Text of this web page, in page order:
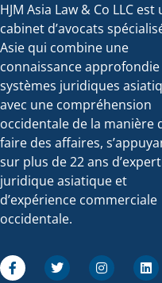
HJM Asia Law & Co LLC est
cabinet d’avocats
Asie qui combine une
connaissance approfondie
systèmes juridiques
avec une compréhension
occidentale de la manière
faire des affaires,
sur plus de 22 ans
juridique asiatique et
d’expérience commerciale
occidentale.